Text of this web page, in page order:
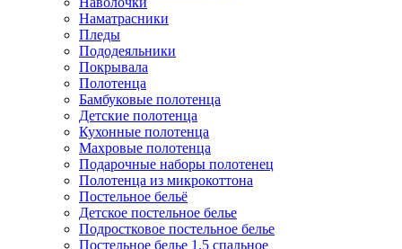
Наматрасники
Пледы
Пододеяльники
Покрывала
Полотенца
Бамбуковые полотенца
Детские полотенца
Кухонные полотенца
Махровые полотенца
Подарочные наборы полотенец
Полотенца из микрокоттона
Постельное бельё
Детское постельное белье
Подростковое постельное белье
Постельное белье 1,5 спальное